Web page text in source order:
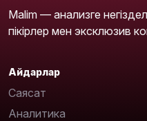
Malim — анализге
пікірлер мен эксклюзив
Айдарлар
Саясат
Аналитика